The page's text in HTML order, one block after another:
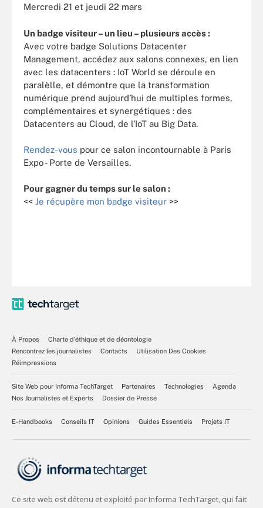
Mercredi 21 et jeudi 22 mars
Un badge visiteur – un lieu – plusieurs accès :
Avec votre badge Solutions Datacenter
Management, accédez aux salons connexes, en lien
avec les datacenters : IoT World se déroule en
paralèlle, et démontre que la transformation
numérique prend aujourd’hui de multiples formes,
complémentaires et synergétiques : des
Datacenters au Cloud, de l’IoT au Big Data.
Rendez-vous pour ce salon incontournable à Paris
Expo - Porte de Versailles.
Pour gagner du temps sur le salon :
<< Je récupère mon badge visiteur >>
À Propos
Charte d’éthique et de déontologie
Rencontrez les journalistes
Contacts
Utilisation Des Cookies
Réimpressions
Site Web pour Informa TechTarget Partenaires Technologies
Agenda
Nos Journalistes et Experts
Dossier de Presse
E-Handbooks Conseils IT Opinions Guides Essentiels Projets IT